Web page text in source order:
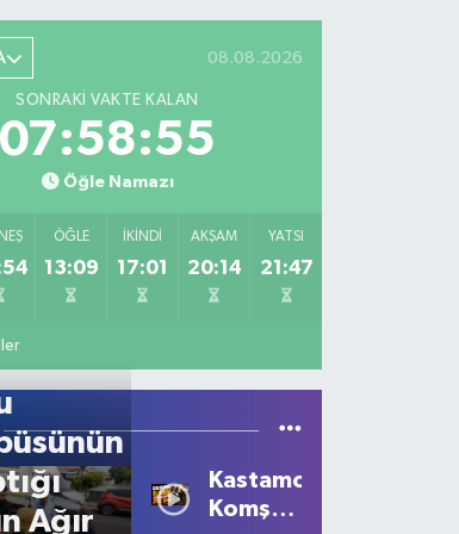
08.08.2026
SONRAKI VAKTE KALAN
07:58:55
Öğle Namazı
ÖĞLE
13:09
İKINDI
17:01
AKŞAM
20:14
YATSI
21:47
Ağır
Kastamonu'da
Komşu